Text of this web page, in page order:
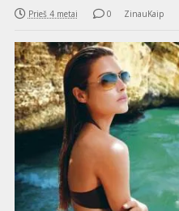
Prieš 4 metai 0 ZinauKaip